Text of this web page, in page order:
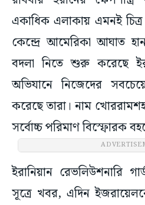
একাধিক এলাকায় এমনই
কেন্দ্রে আমেরিকা আঘাত
বদলা নিতে শুরু করেছে
অভিযানে নিজেদের
করেছে তারা। নাম
সর্বোচ্চ পরিমাণ বিস্ফোরক
ইরানিয়ান রেভলিউশনারি
সূত্রে খবর, এদিন